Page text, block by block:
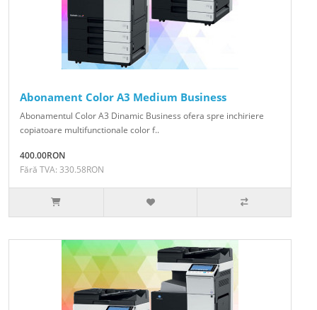
Abonament Color A3 Medium Business
Abonamentul Color A3 Dinamic Business ofera spre inchiriere
copiatoare multifunctionale color f..
400.00RON
Fără TVA: 330.58RON